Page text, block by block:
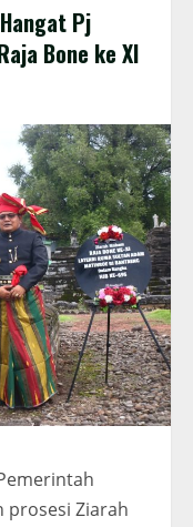
Pj
Bone ke XI
prosesi Ziarah